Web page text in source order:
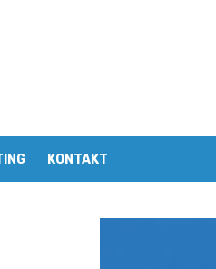
KONTAKT